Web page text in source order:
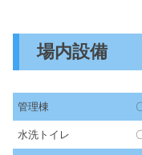
場内設備
管理棟
水洗トイレ